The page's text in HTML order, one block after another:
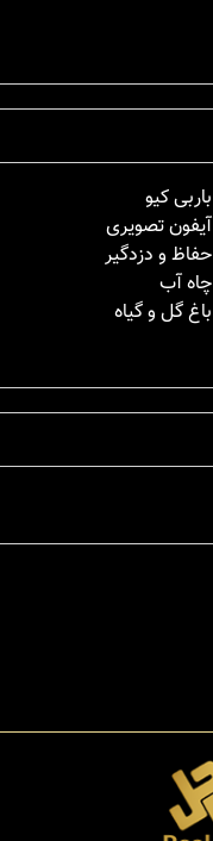
باربی کیو
آیفون تصویری
حفاظ و دزدگیر
چاه آب
باغ گل و گیاه